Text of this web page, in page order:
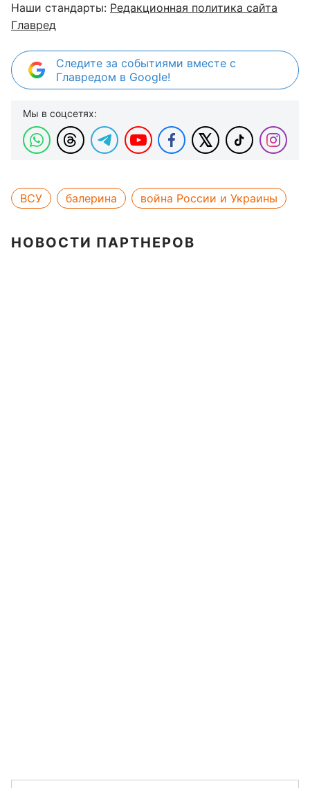
Наши стандарты: Редакционная политика сайта
Главред
Следите за событиями вместе с
Главредом в Google!
Мы в соцсетях:
ВСУ балерина война России и Украины
НОВОСТИ ПАРТНЕРОВ